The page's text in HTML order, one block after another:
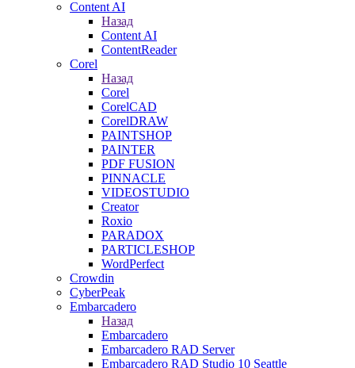
Content AI
Назад
Content AI
ContentReader
Corel
Назад
Corel
CorelCAD
CorelDRAW
PAINTSHOP
PAINTER
PDF FUSION
PINNACLE
VIDEOSTUDIO
Creator
Roxio
PARADOX
PARTICLESHOP
WordPerfect
Crowdin
CyberPeak
Embarcadero
Назад
Embarcadero
Embarcadero RAD Server
Embarcadero RAD Studio 10 Seattle